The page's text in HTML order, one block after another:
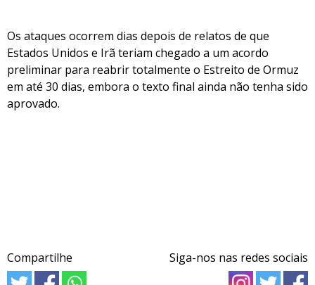
Os ataques ocorrem dias depois de relatos de que
Estados Unidos e Irã teriam chegado a um acordo
preliminar para reabrir totalmente o Estreito de Ormuz
em até 30 dias, embora o texto final ainda não tenha sido
aprovado.
Compartilhe Siga-nos nas redes sociais